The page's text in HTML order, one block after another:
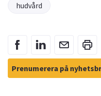
hudvård
Prenumerera på